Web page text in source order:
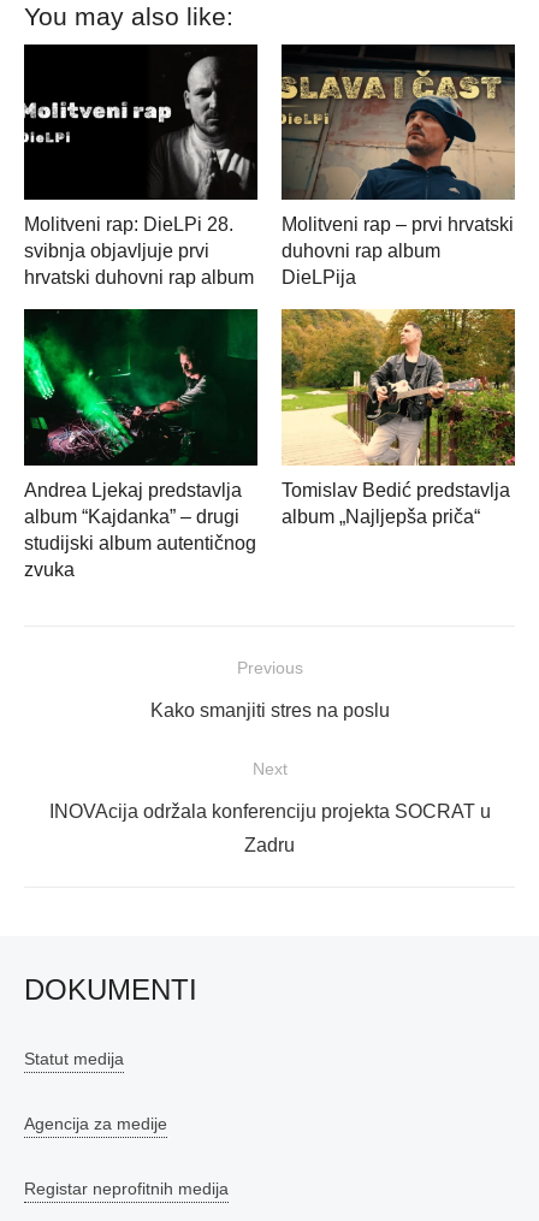
You may also like:
Molitveni rap: DieLPi 28.
svibnja objavljuje prvi
hrvatski duhovni rap album
Molitveni rap – prvi hrvatski
duhovni rap album
DieLPija
Andrea Ljekaj predstavlja
album “Kajdanka” – drugi
studijski album autentičnog
zvuka
Tomislav Bedić predstavlja
album „Najljepša priča“
Previous
Previous
Kako smanjiti stres na poslu
Next
Next
INOVAcija održala konferenciju projekta SOCRAT u
Zadru
DOKUMENTI
Statut medija
Agencija za medije
Registar neprofitnih medija